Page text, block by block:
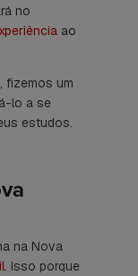
no
ao
fizemos um
lo a se
estudos.
na Nova
. Isso porque